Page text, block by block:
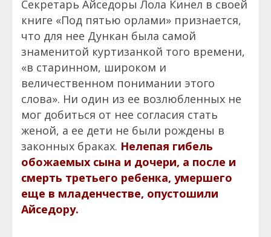
Секретарь Айседоры Лола Кинел в своей
книге «Под пятью орлами» признается,
что для нее Дункан была самой
знаменитой куртизанкой того времени,
«в старинном, широком и
величественном понимании этого
слова». Ни один из ее возлюбленных не
мог добиться от нее согласия стать
женой, а ее дети не были рождены в
законных браках. Нелепая гибель
обожаемых сына и дочери, а после и
смерть третьего ребенка, умершего
еще в младенчестве, опустошили
Айседору.